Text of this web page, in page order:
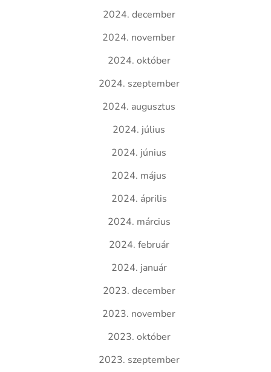
2024. december
2024. november
2024. október
2024. szeptember
2024. augusztus
2024. július
2024. június
2024. május
2024. április
2024. március
2024. február
2024. január
2023. december
2023. november
2023. október
2023. szeptember